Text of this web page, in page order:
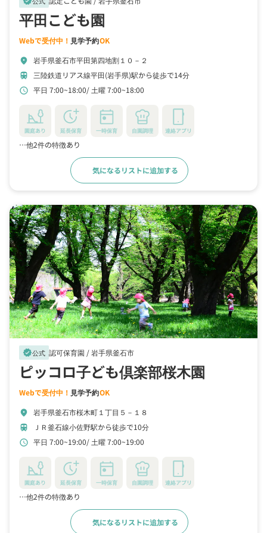
平田こども園
Webで受付中！ 見学予約OK
location_on 岩手県釜石市平田第四地割１０－２
train 三陸鉄道リアス線平田(岩手県)駅から徒歩で14分
schedule 平日 7:00~18:00 土曜 7:00~18:00
園庭あり 延長保育 一時保育 自園調理 連絡アプリ
…他2件の特徴あり
気になるリストに追加する
verified公式 認可保育園 /岩手県釜石市
ピッコロ子ども倶楽部桜木園
Webで受付中！ 見学予約OK
location_on 岩手県釜石市桜木町１丁目５－１８
train ＪＲ釜石線小佐野駅から徒歩で10分
schedule 平日 7:00~19:00 土曜 7:00~19:00
園庭あり 延長保育 一時保育 自園調理 連絡アプリ
…他2件の特徴あり
気になるリストに追加する